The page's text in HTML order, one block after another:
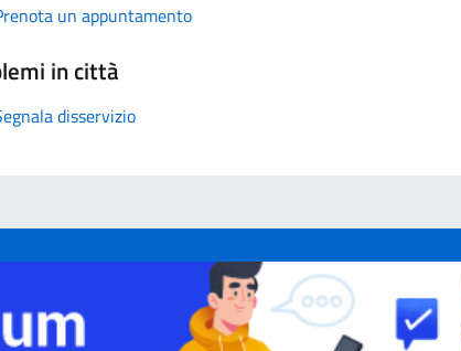
un appuntamento
in città
disservizio